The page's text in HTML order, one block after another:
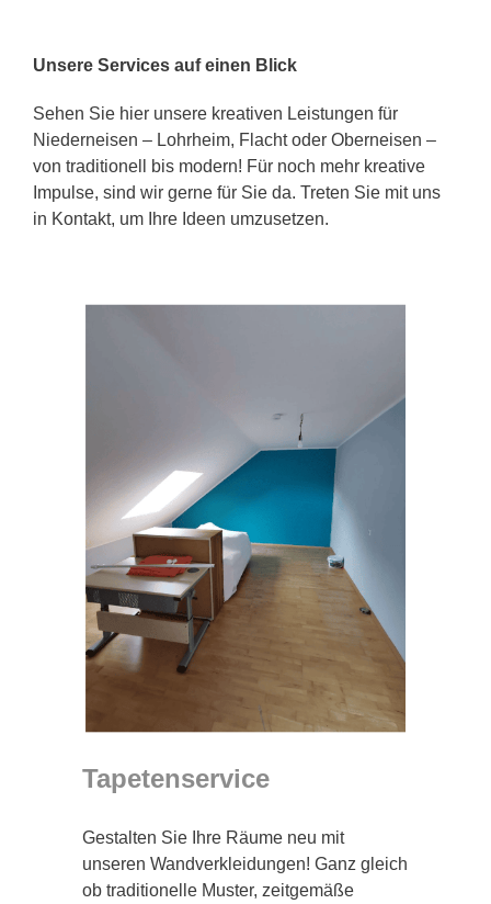
Unsere Services auf einen Blick
Sehen Sie hier unsere kreativen Leistungen für
Niederneisen – Lohrheim, Flacht oder Oberneisen –
von traditionell bis modern! Für noch mehr kreative
Impulse, sind wir gerne für Sie da. Treten Sie mit uns
in Kontakt, um Ihre Ideen umzusetzen.
Tapetenservice
Gestalten Sie Ihre Räume neu mit
unseren Wandverkleidungen! Ganz gleich
ob traditionelle Muster, zeitgemäße